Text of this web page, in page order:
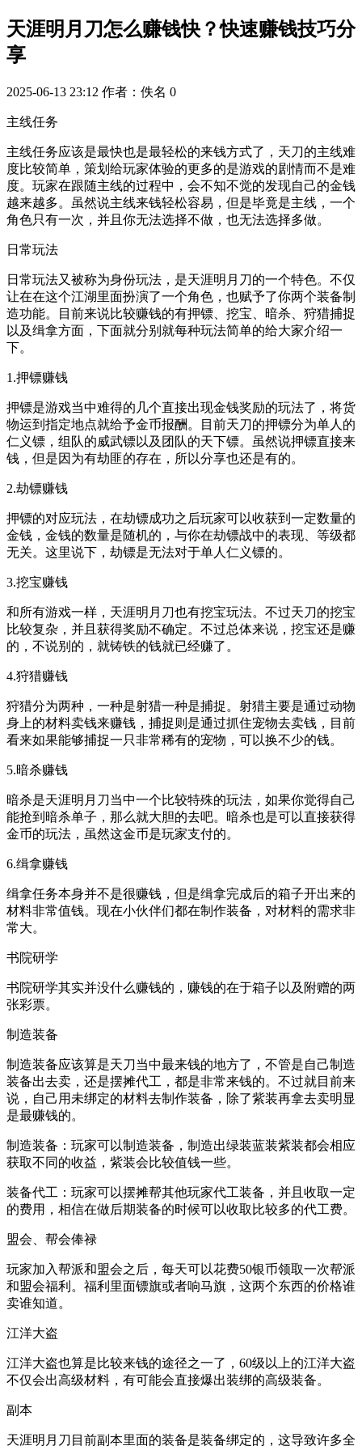
天涯明月刀怎么赚钱快？快速赚钱技巧分
享
2025-06-13 23:12 作者：佚名 0
主线任务
主线任务应该是最快也是最轻松的来钱方式了，天刀的主线难
度比较简单，策划给玩家体验的更多的是游戏的剧情而不是难
度。玩家在跟随主线的过程中，会不知不觉的发现自己的金钱
越来越多。虽然说主线来钱轻松容易，但是毕竟是主线，一个
角色只有一次，并且你无法选择不做，也无法选择多做。
日常玩法
日常玩法又被称为身份玩法，是天涯明月刀的一个特色。不仅
让在在这个江湖里面扮演了一个角色，也赋予了你两个装备制
造功能。目前来说比较赚钱的有押镖、挖宝、暗杀、狩猎捕捉
以及缉拿方面，下面就分别就每种玩法简单的给大家介绍一
下。
1.押镖赚钱
押镖是游戏当中难得的几个直接出现金钱奖励的玩法了，将货
物运到指定地点就给予金币报酬。目前天刀的押镖分为单人的
仁义镖，组队的威武镖以及团队的天下镖。虽然说押镖直接来
钱，但是因为有劫匪的存在，所以分享也还是有的。
2.劫镖赚钱
押镖的对应玩法，在劫镖成功之后玩家可以收获到一定数量的
金钱，金钱的数量是随机的，与你在劫镖战中的表现、等级都
无关。这里说下，劫镖是无法对于单人仁义镖的。
3.挖宝赚钱
和所有游戏一样，天涯明月刀也有挖宝玩法。不过天刀的挖宝
比较复杂，并且获得奖励不确定。不过总体来说，挖宝还是赚
的，不说别的，就铸铁的钱就已经赚了。
4.狩猎赚钱
狩猎分为两种，一种是射猎一种是捕捉。射猎主要是通过动物
身上的材料卖钱来赚钱，捕捉则是通过抓住宠物去卖钱，目前
看来如果能够捕捉一只非常稀有的宠物，可以换不少的钱。
5.暗杀赚钱
暗杀是天涯明月刀当中一个比较特殊的玩法，如果你觉得自己
能抢到暗杀单子，那么就大胆的去吧。暗杀也是可以直接获得
金币的玩法，虽然这金币是玩家支付的。
6.缉拿赚钱
缉拿任务本身并不是很赚钱，但是缉拿完成后的箱子开出来的
材料非常值钱。现在小伙伴们都在制作装备，对材料的需求非
常大。
书院研学
书院研学其实并没什么赚钱的，赚钱的在于箱子以及附赠的两
张彩票。
制造装备
制造装备应该算是天刀当中最来钱的地方了，不管是自己制造
装备出去卖，还是摆摊代工，都是非常来钱的。不过就目前来
说，自己用未绑定的材料去制作装备，除了紫装再拿去卖明显
是最赚钱的。
制造装备：玩家可以制造装备，制造出绿装蓝装紫装都会相应
获取不同的收益，紫装会比较值钱一些。
装备代工：玩家可以摆摊帮其他玩家代工装备，并且收取一定
的费用，相信在做后期装备的时候可以收取比较多的代工费。
盟会、帮会俸禄
玩家加入帮派和盟会之后，每天可以花费50银币领取一次帮派
和盟会福利。福利里面镖旗或者响马旗，这两个东西的价格谁
卖谁知道。
江洋大盗
江洋大盗也算是比较来钱的途径之一了，60级以上的江洋大盗
不仅会出高级材料，有可能会直接爆出装绑的高级装备。
副本
天涯明月刀目前副本里面的装备是装备绑定的，这导致许多全